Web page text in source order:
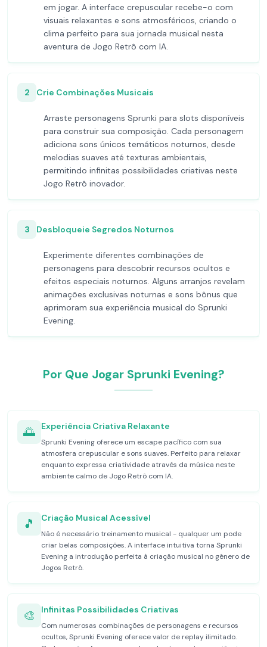
em jogar. A interface crepuscular recebe-o com
visuais relaxantes e sons atmosféricos, criando o
clima perfeito para sua jornada musical nesta
aventura de Jogo Retrô com IA.
2 Crie Combinações Musicais
Arraste personagens Sprunki para slots disponíveis
para construir sua composição. Cada personagem
adiciona sons únicos temáticos noturnos, desde
melodias suaves até texturas ambientais,
permitindo infinitas possibilidades criativas neste
Jogo Retrô inovador.
3 Desbloqueie Segredos Noturnos
Experimente diferentes combinações de
personagens para descobrir recursos ocultos e
efeitos especiais noturnos. Alguns arranjos revelam
animações exclusivas noturnas e sons bônus que
aprimoram sua experiência musical do Sprunki
Evening.
Por Que Jogar Sprunki Evening?
🌅 Experiência Criativa Relaxante
Sprunki Evening oferece um escape pacífico com sua
atmosfera crepuscular e sons suaves. Perfeito para relaxar
enquanto expressa criatividade através da música neste
ambiente calmo de Jogo Retrô com IA.
🎵 Criação Musical Acessível
Não é necessário treinamento musical - qualquer um pode
criar belas composições. A interface intuitiva torna Sprunki
Evening a introdução perfeita à criação musical no gênero de
Jogos Retrô.
🎨 Infinitas Possibilidades Criativas
Com numerosas combinações de personagens e recursos
ocultos, Sprunki Evening oferece valor de replay ilimitado.